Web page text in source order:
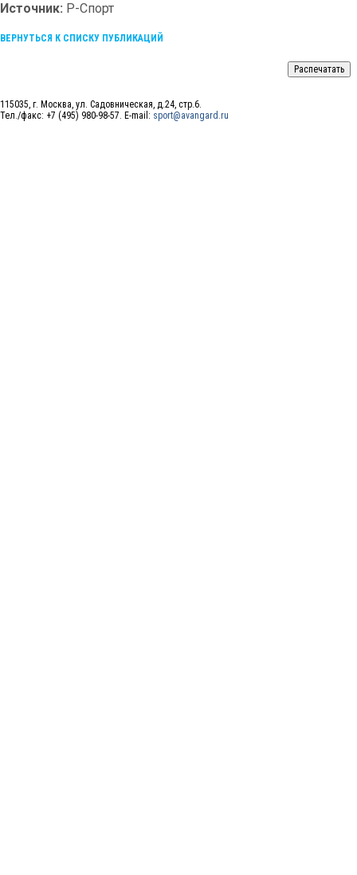
Источник: Р-Спорт
ВЕРНУТЬСЯ К СПИСКУ ПУБЛИКАЦИЙ
115035, г. Москва, ул. Садовническая, д.24, стр.6.
Тел./факс: +7 (495) 980-98-57. E-mail: sport@avangard.ru